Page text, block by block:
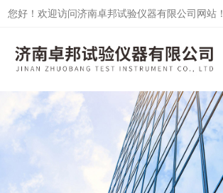
您好！欢迎访问济南卓邦试验仪器有限公司网站！